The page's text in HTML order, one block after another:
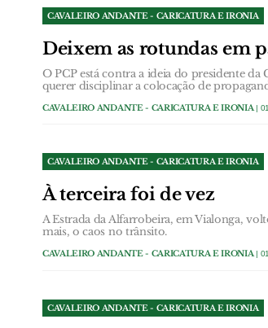
CAVALEIRO ANDANTE - CARICATURA E IRONIA
Deixem as rotundas em
O PCP está contra a ideia do presidente da
querer disciplinar a colocação de
CAVALEIRO ANDANTE - CARICATURA E IRONIA |
CAVALEIRO ANDANTE - CARICATURA E IRONIA
À terceira foi de vez
A Estrada da Alfarrobeira, em Vialonga,
mais, o caos no trânsito.
CAVALEIRO ANDANTE - CARICATURA E IRONIA|
CAVALEIRO ANDANTE - CARICATURA E IRONIA